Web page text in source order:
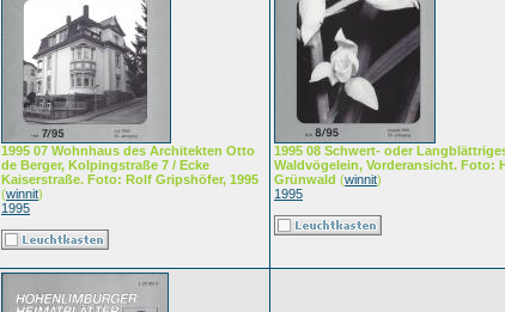
1995 07 Wohnhaus des Architekten Otto
de Berger, Kolpingstraße 7 / Ecke
Kaiserstraße. Foto: Rolf Gripshöfer, 1995
(winnit)
1995
1995 08 Schwert- oder
Waldvögelein, Vorderansicht. Foto:
Grünwald (winnit)
1995